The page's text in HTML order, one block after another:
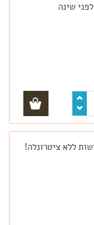
ללא ציטרונלה!